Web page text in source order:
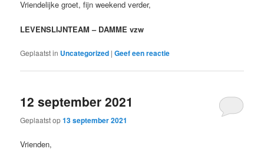
Vriendelijke groet, fijn weekend verder,
LEVENSLIJNTEAM – DAMME vzw
Geplaatst in Uncategorized |Geef een reactie
12 september 2021
Geplaatst op13 september 2021
Vrienden,